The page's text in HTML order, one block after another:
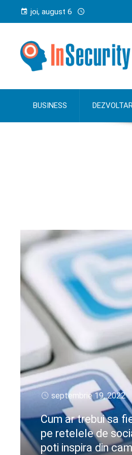
joi, august 6
BUSINESS
septembrie 19, 2022
Cum ar trebui sa
pe retelele de
poti inspira din